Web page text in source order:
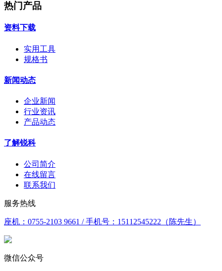
热门产品
资料下载
实用工具
规格书
新闻动态
企业新闻
行业资讯
产品动态
了解锐科
公司简介
在线留言
联系我们
服务热线
座机：0755-2103 9661 / 手机号：15112545222（陈先生）
微信公众号